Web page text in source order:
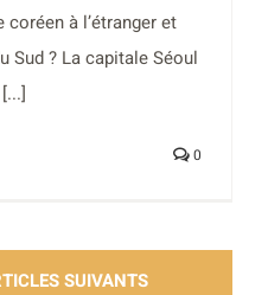
à l’étranger et
Sud ? La capitale Séoul
0
SUIVANTS